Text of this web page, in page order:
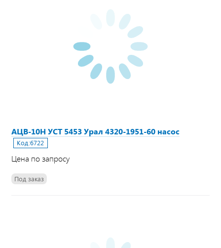
АЦВ-10Н УСТ 5453 Урал 4320-1951-60 насос
Код:6722
Цена по запросу
Под заказ